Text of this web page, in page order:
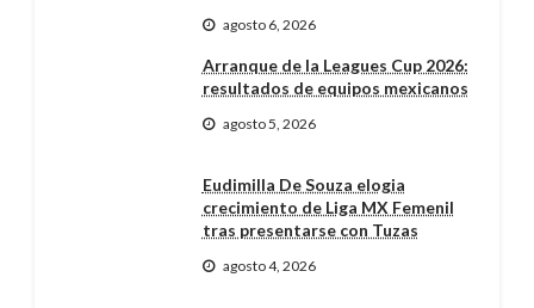
agosto 6, 2026
Arranque de la Leagues Cup 2026:
resultados de equipos mexicanos
agosto 5, 2026
Eudimilla De Souza elogia
crecimiento de Liga MX Femenil
tras presentarse con Tuzas
agosto 4, 2026